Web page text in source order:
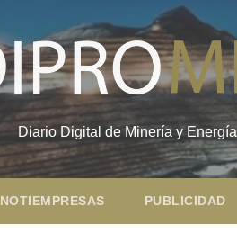
Diario Digital de Minería y Energía
NOTIEMPRESAS PUBLICIDAD